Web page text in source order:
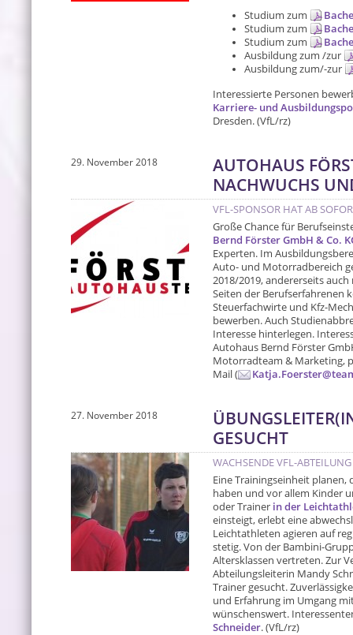
Studium zum
Studium zum
Studium zum
Ausbildung zum /zur
Ausbildung zum/-zur
Interessierte Personen
Karriere- und
Dresden. (VfL/rz)
AUTOHAUS
NACHWUCHS
29. November 2018
VFL-SPONSOR HAT AB
Große Chance für
Bernd Förster GmbH & Co.
Experten. Im
Auto- und Motorradbereich
2018/2019, andererseits
Seiten der Berufserfahrenen
Steuerfachwirte und Kfz-
bewerben. Auch
Interesse hinterlegen.
Autohaus Bernd Förster
Motorradteam & Marketing,
Mail (
GESUCHT
27. November 2018
WACHSENDE VFL-
Eine Trainingseinheit
haben und vor allem Kinder
oder Trainer in der
einsteigt, erlebt eine
Leichtathleten agieren auf
stetig. Von der Bambini-
Altersklassen vertreten. Zur
Abteilungsleiterin Mandy
Trainer gesucht.
und Erfahrung im Umgang
wünschenswert.
Schneider. (VfL/rz)